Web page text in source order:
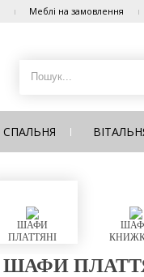
Меблі на замовлення
СПАЛЬНЯ
ШАФИ
ПЛАТТЯНІ
ШАФИ